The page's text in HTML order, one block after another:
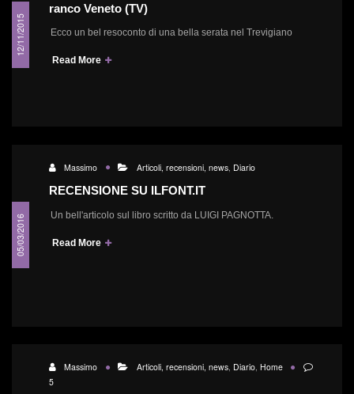
12/11/2015
ranco Veneto (TV)
Ecco un bel resoconto di una bella serata nel Trevigiano
Read More
05/03/2016
Massimo Articoli, recensioni, news, Diario
RECENSIONE SU ILFONT.IT
Un bell'articolo sul libro scritto da LUIGI PAGNOTTA.
Read More
Massimo Articoli, recensioni, news, Diario, Home
5